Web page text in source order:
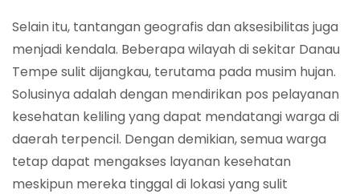
Selain itu, tantangan geografis dan aksesibilitas juga
menjadi kendala. Beberapa wilayah di sekitar Danau
Tempe sulit dijangkau, terutama pada musim hujan.
Solusinya adalah dengan mendirikan pos pelayanan
kesehatan keliling yang dapat mendatangi warga di
daerah terpencil. Dengan demikian, semua warga
tetap dapat mengakses layanan kesehatan
meskipun mereka tinggal di lokasi yang sulit